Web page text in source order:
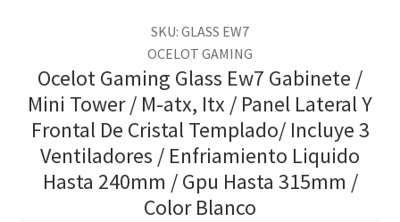
SKU: GLASS EW7
OCELOT GAMING
Ocelot Gaming Glass Ew7 Gabinete /
Mini Tower / M-atx, Itx / Panel Lateral Y
Frontal De Cristal Templado/ Incluye 3
Ventiladores / Enfriamiento Liquido
Hasta 240mm / Gpu Hasta 315mm /
Color Blanco